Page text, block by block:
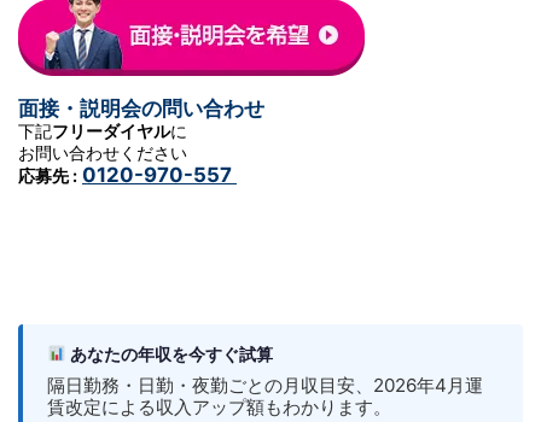
面接・説明会の問い合わせ
下記フリーダイヤルに
お問い合わせください
応募先 : 0120-970-557
あなたの年収を今すぐ試算
隔日勤務・日勤・夜勤ごとの月収目安、2026年4月運
賃改定による収入アップ額もわかります。